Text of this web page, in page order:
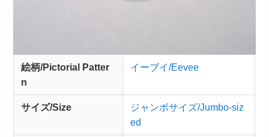
絵柄/Pictorial Patter
n
イーブイ/Eevee
サイズ/Size
ジャンボサイズ/Jumbo-siz
ed